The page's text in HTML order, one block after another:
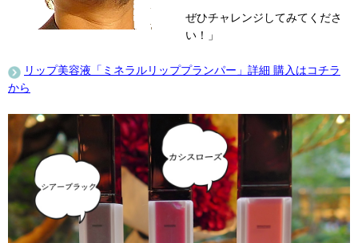
ぜひチャレンジしてみてくださ
い！」
リップ美容液「ミネラルリッププランパー」詳細 購入はコチラ
から